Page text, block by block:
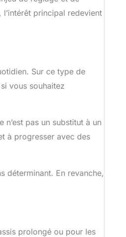
principal redevient
Sur ce type de
vous souhaitez
n’est pas un substitut à un
à progresser avec des
déterminant. En revanche,
prolongé ou pour les